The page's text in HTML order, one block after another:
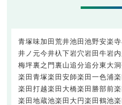
青塚味加田荒井池田池野安楽寺
井ノ元今井杁下岩穴岩田牛岩
梅坪裏之門裏山追分追分東大洞
楽田青塚楽田安師楽田一色浦
楽田打越楽田大橋楽田勝部前
楽田地蔵池楽田大円楽田鶴池